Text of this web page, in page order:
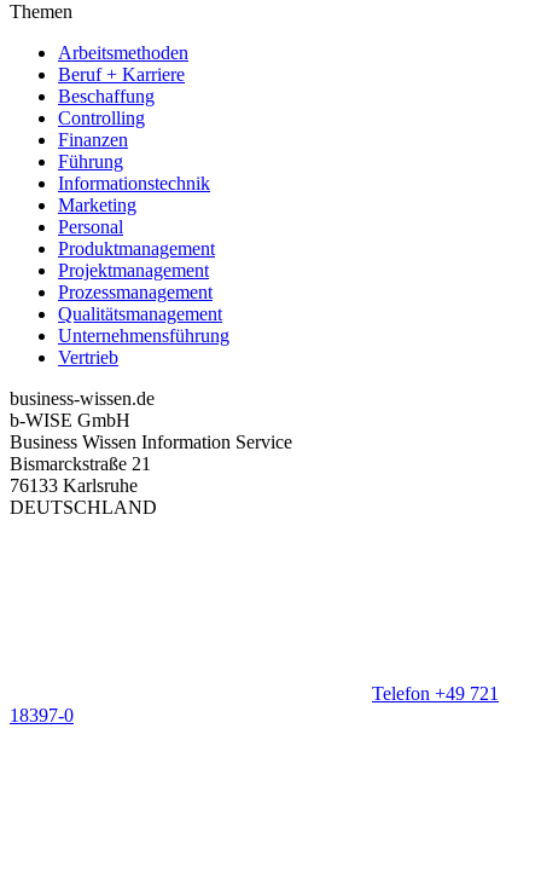
Themen
Arbeitsmethoden
Beruf + Karriere
Beschaffung
Controlling
Finanzen
Führung
Informationstechnik
Marketing
Personal
Produktmanagement
Projektmanagement
Prozessmanagement
Qualitätsmanagement
Unternehmensführung
Vertrieb
business-wissen.de
b-WISE GmbH
Business Wissen Information Service
Bismarckstraße 21
76133 Karlsruhe
DEUTSCHLAND
Telefon +49 721
18397-0